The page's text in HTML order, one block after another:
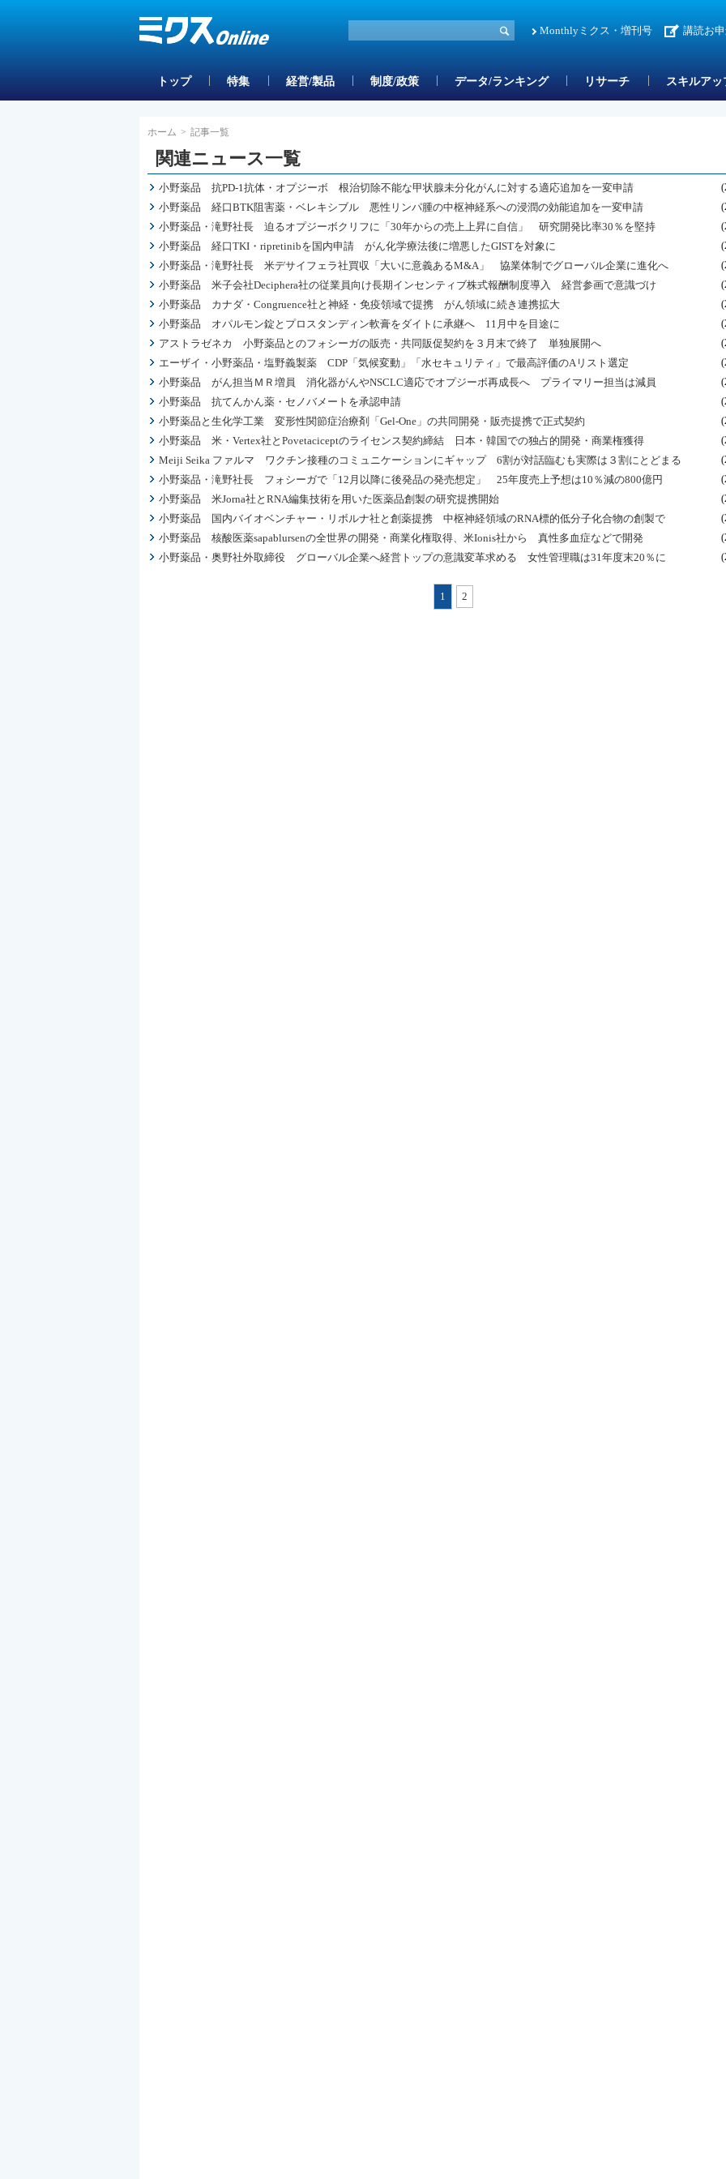
Monthlyミクス・増刊号 講読お
トップ 特集 経営/製品 制度/政策 データ/ランキング リサーチ スキルア
ホーム > 記事一覧
関連ニュース一覧
小野薬品 抗PD-1抗体・オプジーボ 根治切除不能な甲状腺未分化がんに対する適応追加を一変申請
小野薬品 経口BTK阻害薬・ベレキシブル 悪性リンパ腫の中枢神経系への浸潤の効能追加を一変申請
小野薬品・滝野社長 迫るオプジーボクリフに「30年からの売上上昇に自信」 研究開発比率30％を堅持
小野薬品 経口TKI・ripretinibを国内申請 がん化学療法後に増悪したGISTを対象に
小野薬品・滝野社長 米デサイフェラ社買収「大いに意義あるM&A」 協業体制でグローバル企業に進化へ
小野薬品 米子会社Deciphera社の従業員向け長期インセンティブ株式報酬制度導入 経営参画で意識づけ
小野薬品 カナダ・Congruence社と神経・免疫領域で提携 がん領域に続き連携拡大
小野薬品 オパルモン錠とプロスタンディン軟膏をダイトに承継へ 11月中を目途に
アストラゼネカ 小野薬品とのフォシーガの販売・共同販促契約を３月末で終了 単独展開へ
エーザイ・小野薬品・塩野義製薬 CDP「気候変動」「水セキュリティ」で最高評価のAリスト選定
小野薬品 がん担当ＭＲ増員 消化器がんやNSCLC適応でオプジーボ再成長へ プライマリー担当は減員
小野薬品 抗てんかん薬・セノバメートを承認申請
小野薬品と生化学工業 変形性関節症治療剤「Gel-One」の共同開発・販売提携で正式契約
小野薬品 米・Vertex社とPovetaciceptのライセンス契約締結 日本・韓国での独占的開発・商業権獲得
Meiji Seika ファルマ ワクチン接種のコミュニケーションにギャップ 6割が対話臨むも実際は３割にとどまる
小野薬品・滝野社長 フォシーガで「12月以降に後発品の発売想定」 25年度売上予想は10％減の800億円
小野薬品 米Jorna社とRNA編集技術を用いた医薬品創製の研究提携開始
小野薬品 国内バイオベンチャー・リボルナ社と創薬提携 中枢神経領域のRNA標的低分子化合物の創製で
小野薬品 核酸医薬sapablursenの全世界の開発・商業化権取得、米Ionis社から 真性多血症などで開発
小野薬品・奥野社外取締役 グローバル企業へ経営トップの意識変革求める 女性管理職は31年度末20％に
1 2